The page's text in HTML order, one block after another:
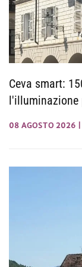
Ceva smart:
l'illuminazione
08 AGOSTO 2026